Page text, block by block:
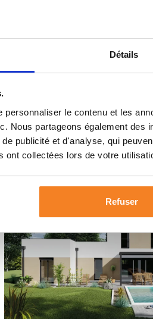
Détails
personnaliser le contenu et les
Nous partageons également des
publicité et d'analyse, qui
ont collectées lors de votre
Refuser
Maison Atrium